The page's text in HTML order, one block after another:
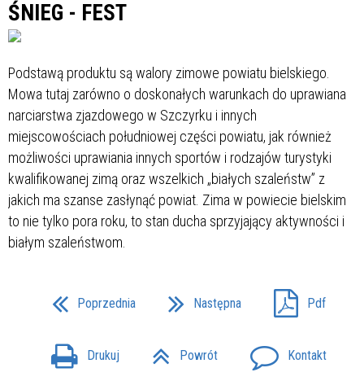
ŚNIEG - FEST
Podstawą produktu są walory zimowe powiatu bielskiego.
Mowa tutaj zarówno o doskonałych warunkach do uprawiana
narciarstwa zjazdowego w Szczyrku i innych
miejscowościach południowej części powiatu, jak również
możliwości uprawiania innych sportów i rodzajów turystyki
kwalifikowanej zimą oraz wszelkich „białych szaleństw” z
jakich ma szanse zasłynąć powiat. Zima w powiecie bielskim
to nie tylko pora roku, to stan ducha sprzyjający aktywności i
białym szaleństwom.
Poprzednia Następna Pdf
Drukuj Powrót Kontakt